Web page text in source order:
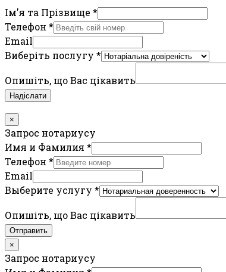
Ім'я та Прізвище *
Телефон *
Email
Виберіть послугу *
Опишіть, що Вас цікавить
Надіслати
×
Запрос нотариусу
Имя и Фамилия *
Телефон *
Email
Выберите услугу *
Опишіть, що Вас цікавить
Отправить
×
Запрос нотариусу